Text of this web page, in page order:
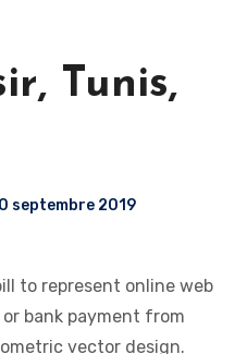
Tunis,
septembre 2019
to represent online web
bank payment from
vector design.